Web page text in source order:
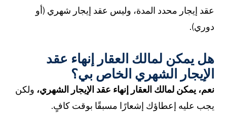
عقد إيجار محدد المدة، وليس عقد إيجار شهري (أو
دوري).
هل يمكن لمالك العقار إنهاء عقد
الإيجار الشهري الخاص بي؟
نعم، يمكن لمالك العقار إنهاء عقد الإيجار الشهري، ولكن
يجب عليه إعطاؤك إشعارًا مسبقًا بوقت كافٍ.